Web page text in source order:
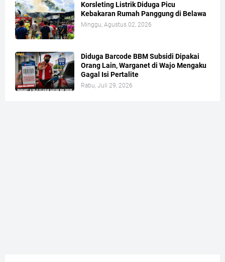
Korsleting Listrik Diduga Picu
Kebakaran Rumah Panggung di Belawa
Minggu, Agustus 02, 2026
Diduga Barcode BBM Subsidi Dipakai
Orang Lain, Warganet di Wajo Mengaku
Gagal Isi Pertalite
Rabu, Juli 29, 2026